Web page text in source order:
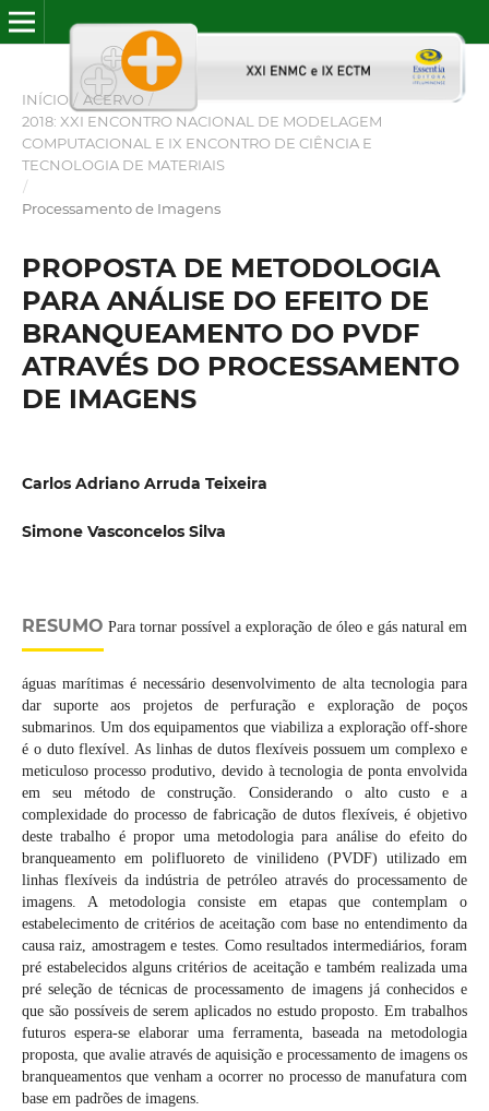
INÍCIO / ACERVO /
2018: XXI ENCONTRO NACIONAL DE MODELAGEM
COMPUTACIONAL E IX ENCONTRO DE CIÊNCIA E
TECNOLOGIA DE MATERIAIS
/
Processamento de Imagens
PROPOSTA DE METODOLOGIA
PARA ANÁLISE DO EFEITO DE
BRANQUEAMENTO DO PVDF
ATRAVÉS DO PROCESSAMENTO
DE IMAGENS
Carlos Adriano Arruda Teixeira
Simone Vasconcelos Silva
RESUMO Para tornar possível a exploração de óleo e gás natural em
águas marítimas é necessário desenvolvimento de alta tecnologia para
dar suporte aos projetos de perfuração e exploração de poços
submarinos. Um dos equipamentos que viabiliza a exploração off-shore
é o duto flexível. As linhas de dutos flexíveis possuem um complexo e
meticuloso processo produtivo, devido à tecnologia de ponta envolvida
em seu método de construção. Considerando o alto custo e a
complexidade do processo de fabricação de dutos flexíveis, é objetivo
deste trabalho é propor uma metodologia para análise do efeito do
branqueamento em polifluoreto de vinilideno (PVDF) utilizado em
linhas flexíveis da indústria de petróleo através do processamento de
imagens. A metodologia consiste em etapas que contemplam o
estabelecimento de critérios de aceitação com base no entendimento da
causa raiz, amostragem e testes. Como resultados intermediários, foram
pré estabelecidos alguns critérios de aceitação e também realizada uma
pré seleção de técnicas de processamento de imagens já conhecidos e
que são possíveis de serem aplicados no estudo proposto. Em trabalhos
futuros espera-se elaborar uma ferramenta, baseada na metodologia
proposta, que avalie através de aquisição e processamento de imagens os
branqueamentos que venham a ocorrer no processo de manufatura com
base em padrões de imagens.